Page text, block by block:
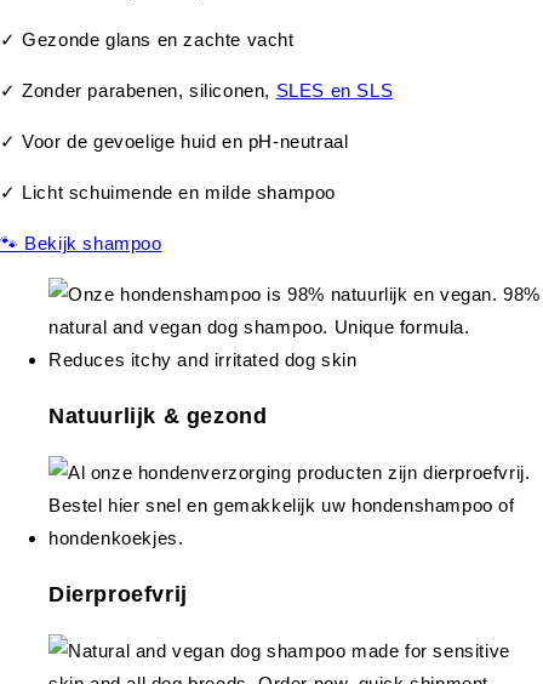
✓ Gezonde glans en zachte vacht
✓ Zonder parabenen, siliconen, SLES en SLS
✓ Voor de gevoelige huid en pH-neutraal
✓ Licht schuimende en milde shampoo
🐾 Bekijk shampoo
Natuurlijk & gezond
Dierproefvrij